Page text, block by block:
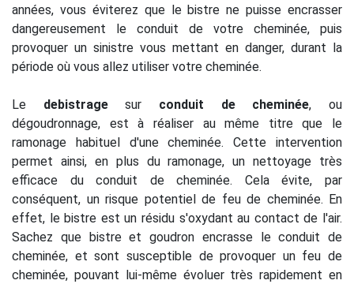
années, vous éviterez que le bistre ne puisse encrasser
dangereusement le conduit de votre cheminée, puis
provoquer un sinistre vous mettant en danger, durant la
période où vous allez utiliser votre cheminée.
Le debistragesur conduit de cheminée, ou
dégoudronnage, est à réaliser au même titre que le
ramonage habituel d'une cheminée. Cette intervention
permet ainsi, en plus du ramonage, un nettoyage très
efficace du conduit de cheminée. Cela évite, par
conséquent, un risque potentiel de feu de cheminée. En
effet, le bistre est un résidu s'oxydant au contact de l'air.
Sachez que bistre et goudron encrasse le conduit de
cheminée, et sont susceptible de provoquer un feu de
cheminée, pouvant lui-même évoluer très rapidement en